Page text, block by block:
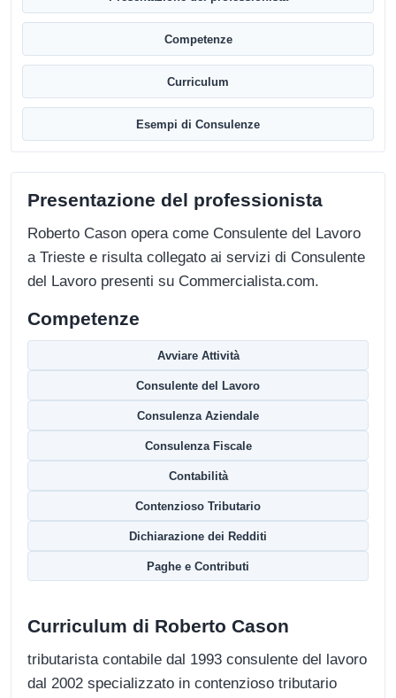
Competenze
Curriculum
Esempi di Consulenze
Presentazione del professionista
Roberto Cason opera come Consulente del Lavoro
a Trieste e risulta collegato ai servizi di Consulente
del Lavoro presenti su Commercialista.com.
Competenze
Avviare Attività
Consulente del Lavoro
Consulenza Aziendale
Consulenza Fiscale
Contabilità
Contenzioso Tributario
Dichiarazione dei Redditi
Paghe e Contributi
Curriculum di Roberto Cason
tributarista contabile dal 1993 consulente del lavoro
dal 2002 specializzato in contenzioso tributario